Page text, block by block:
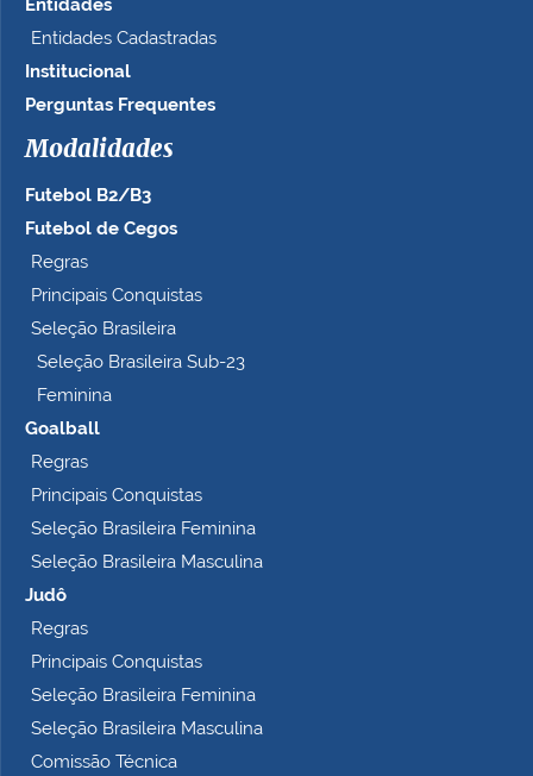
a
n
o
o
m
e
t
Entidades
Entidades Cadastradas
Institucional
Perguntas Frequentes
Modalidades
Futebol B2/B3
Futebol de Cegos
Regras
Principais Conquistas
Seleção Brasileira
Seleção Brasileira Sub-23
Feminina
Goalball
Regras
Principais Conquistas
Seleção Brasileira Feminina
Seleção Brasileira Masculina
Judô
Regras
Principais Conquistas
Seleção Brasileira Feminina
Seleção Brasileira Masculina
Comissão Técnica